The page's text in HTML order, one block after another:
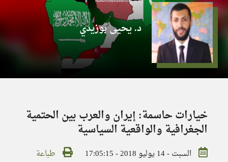
د. يحيى بوزيدي
خيارات حاسمة: إيران والعرب بين الحتمية
الجغرافية والواقعية السياسية
السبت - 14 يوليو 2018 - 17:05:15 طباعة